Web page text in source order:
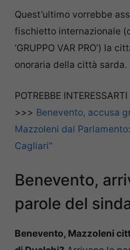
Quest’ultimo vorrebbe
fischietto internazionale
‘GRUPPO VAR PRO’) la
onoraria della città sarda.
POTREBBE
>>> Benevento, accusa
Mazzoleni dal
Cagliari”
Benevento,
parole del
Benevento, Mazzoleni